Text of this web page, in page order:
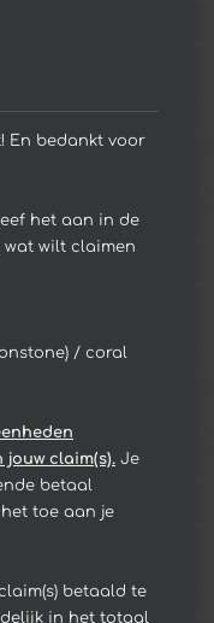
En bedankt voor
het aan in de
wat wilt claimen
/ coral
claim(s). Je
betaal
toe aan je
betaald te
in het totaal